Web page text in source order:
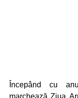
Începând cu
marchează Ziua